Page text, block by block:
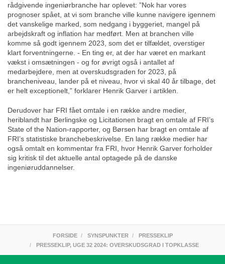
rådgivende ingeniørbranche har oplevet: ”Nok har vores
prognoser spået, at vi som branche ville kunne navigere igennem
det vanskelige marked, som nedgang i byggeriet, mangel på
arbejdskraft og inflation har medført. Men at branchen ville
komme så godt igennem 2023, som det er tilfældet, overstiger
klart forventningerne. - En ting er, at der har været en markant
vækst i omsætningen - og for øvrigt også i antallet af
medarbejdere, men at overskudsgraden for 2023, på
brancheniveau, lander på et niveau, hvor vi skal 40 år tilbage, det
er helt exceptionelt,” forklarer Henrik Garver i artiklen.
Derudover har FRI fået omtale i en række andre medier,
heriblandt har Berlingske og Licitationen bragt en omtale af FRI’s
State of the Nation-rapporter, og Børsen har bragt en omtale af
FRI’s statistiske branchebeskrivelse. En lang række medier har
også omtalt en kommentar fra FRI, hvor Henrik Garver forholder
sig kritisk til det aktuelle antal optagede på de danske
ingeniøruddannelser.
FORSIDE SYNSPUNKTER
PRESSEKLIP
PRESSEKLIP, UGE 32 2024: OVERSKUDSGRAD I TOPKLASSE